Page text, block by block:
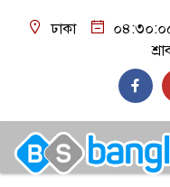
ঢাকা